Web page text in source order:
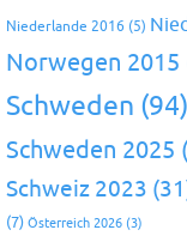
Niederlande 2016 (5)
Norwegen 2015
Schweden (94)
Schweden 2025
Schweiz 2023
(7) Österreich 2026 (3)